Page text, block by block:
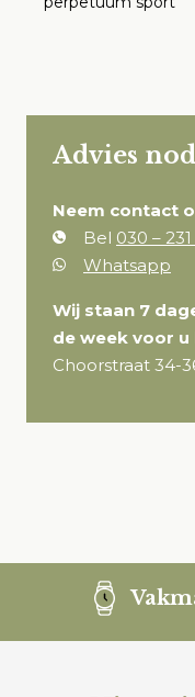
Advies
Neem contact
Bel 030 – 231
Whatsapp
Wij staan 7
de week voor u
Choorstraat 34-